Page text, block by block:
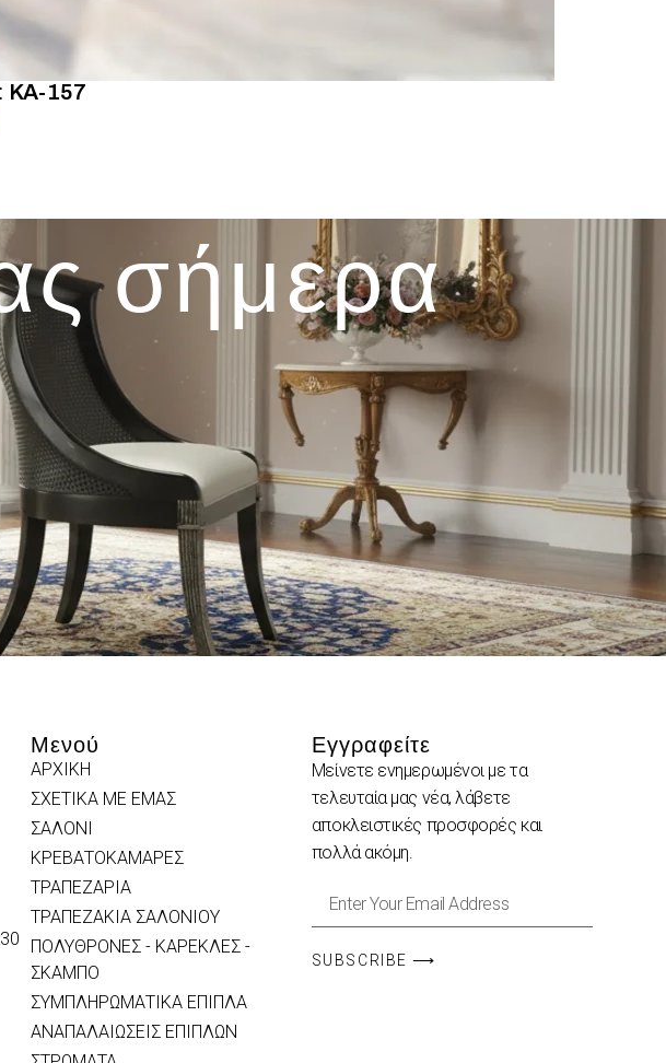
KA-157
σήμερα
Μενού
ΑΡΧΙΚΗ
ΣΧΕΤΙΚΑ ΜΕ ΕΜΑΣ
ΣΑΛΟΝΙ
ΚΡΕΒΑΤΟΚΑΜΑΡΕΣ
ΤΡΑΠΕΖΑΡΙΑ
ΤΡΑΠΕΖΑΚΙΑ ΣΑΛΟΝΙΟΥ
ΠΟΛΥΘΡΟΝΕΣ - ΚΑΡΕΚΛΕΣ -
ΣΚΑΜΠΟ
ΣΥΜΠΛΗΡΩΜΑΤΙΚΑ ΕΠΙΠΛΑ
ΑΝΑΠΑΛΑΙΩΣΕΙΣ ΕΠΙΠΛΩΝ
Εγγραφείτε
Μείνετε ενημερωμένοι με τα
τελευταία μας νέα, λάβετε
αποκλειστικές προσφορές και
πολλά ακόμη.
SUBSCRIBE ⟶